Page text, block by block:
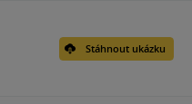
Stáhnout ukázku